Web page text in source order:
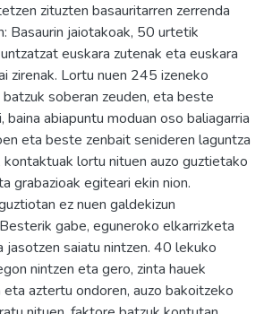
zituzten basauritarren zerrenda
Basaurin jaiotakoak, 50 urtetik
euskara zutenak eta euskara
zirenak. Lortu nuen 245 izeneko
soberan zeuden, eta beste
baina abiapuntu moduan oso baliagarria
eta beste zenbait senideren laguntza
lortu nituen auzo guztietako
grabazioak egiteari ekin nion.
ez nuen galdekizun
gabe, eguneroko elkarrizketa
jasotzen saiatu nintzen. 40 lekuko
nintzen eta gero, zinta hauek
eta aztertu ondoren, auzo bakoitzeko